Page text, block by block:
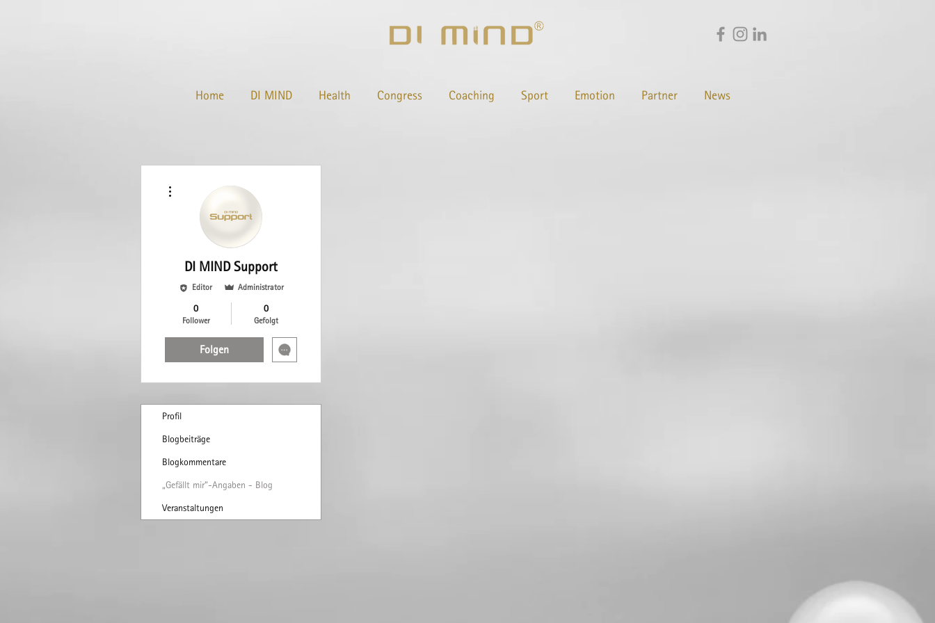
Home DI MIND Health Congress Coaching Sport Emotion Partner News
DI MIND Support
Editor Administrator
0
Follower
0
Gefolgt
Folgen
Profil
Blogbeiträge
Blogkommentare
„Gefällt mir”-Angaben - Blog
Veranstaltungen